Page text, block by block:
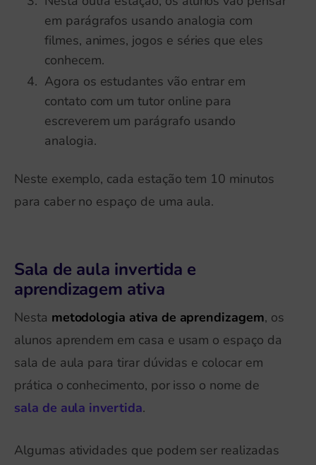
em parágrafos usando analogia com
filmes, animes, jogos e séries que eles
conhecem.
Agora os estudantes vão entrar em
contato com um tutor online para
escreverem um parágrafo usando
analogia.
Neste exemplo, cada estação tem 10 minutos
para caber no espaço de uma aula.
Sala de aula invertida e
aprendizagem ativa
Nesta metodologia ativa de aprendizagem, os
alunos aprendem em casa e usam o espaço da
sala de aula para tirar dúvidas e colocar em
prática o conhecimento, por isso o nome de
sala de aula invertida.
Algumas atividades que podem ser realizadas